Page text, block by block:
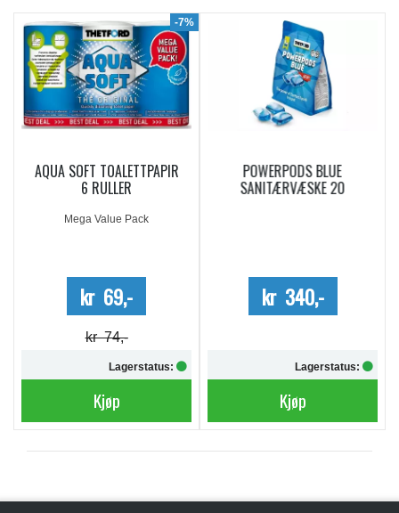
-7%
AQUA SOFT TOALETTPAPIR
6 RULLER
Mega Value Pack
kr 69,-
kr 74,-
Lagerstatus:
Kjøp
POWERPODS BLUE
SANITÆRVÆSKE 20
kr 340,-
Lagerstatus:
Kjøp